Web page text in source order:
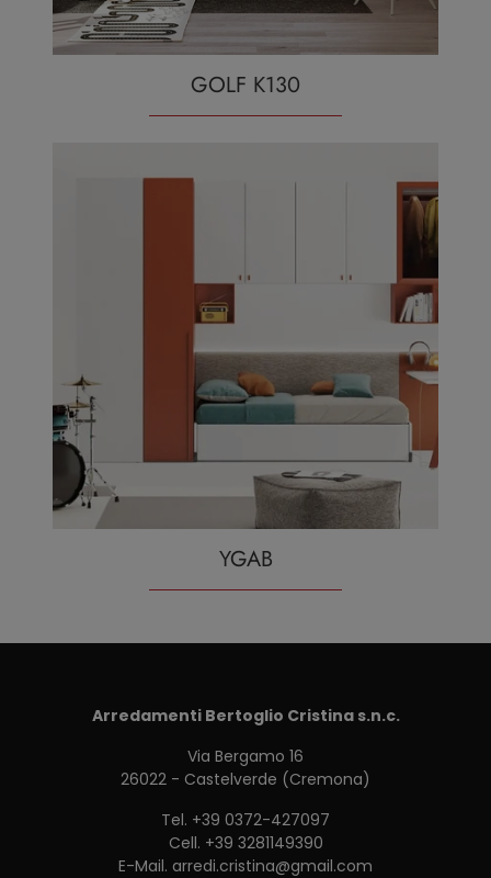
GOLF K130
YGAB
Arredamenti Bertoglio Cristina s.n.c.
Via Bergamo 16
26022 - Castelverde (Cremona)
Tel. +39 0372-427097
Cell. +39 3281149390
E-Mail. arredi.cristina@gmail.com